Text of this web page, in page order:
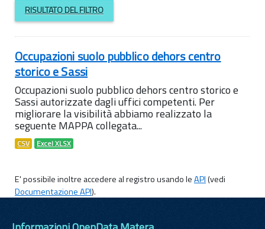
RISULTATO DEL FILTRO
Occupazioni suolo pubblico dehors centro
storico e Sassi
Occupazioni suolo pubblico dehors centro storico e
Sassi autorizzate dagli uffici competenti. Per
migliorare la visibilità abbiamo realizzato la
seguente MAPPA collegata...
CSV Excel XLSX
E' possibile inoltre accedere al registro usando leAPI(vedi
Documentazione API).